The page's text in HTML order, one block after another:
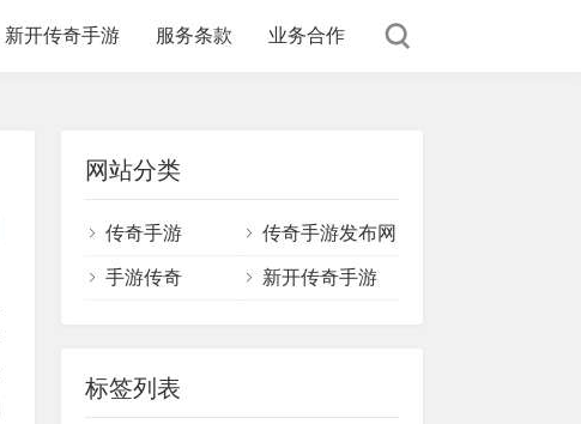
新开传奇手游 服务条款 业务合作
网站分类
传奇手游 传奇手游发布网
手游传奇 新开传奇手游
标签列表